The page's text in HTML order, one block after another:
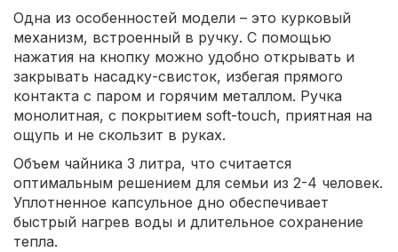
Одна из особенностей модели – это курковый
механизм, встроенный в ручку. С помощью
нажатия на кнопку можно удобно открывать и
закрывать насадку-свисток, избегая прямого
контакта с паром и горячим металлом. Ручка
монолитная, с покрытием soft-touch, приятная на
ощупь и не скользит в руках.
Объем чайника 3 литра, что считается
оптимальным решением для семьи из 2-4 человек.
Уплотненное капсульное дно обеспечивает
быстрый нагрев воды и длительное сохранение
тепла.